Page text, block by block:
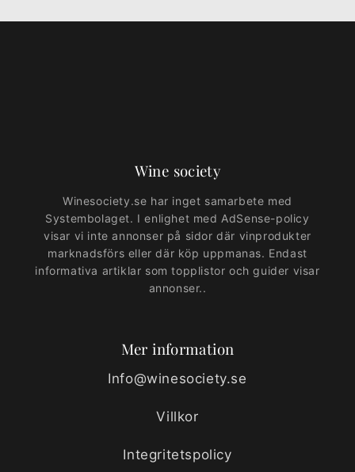
Wine society
Winesociety.se har inget samarbete med
Systembolaget. I enlighet med AdSense-policy
visar vi inte annonser på sidor där vinprodukter
marknadsförs eller där köp uppmanas. Endast
informativa artiklar som topplistor och guider visar
annonser..
Mer information
Info@winesociety.se
Villkor
Integritetspolicy